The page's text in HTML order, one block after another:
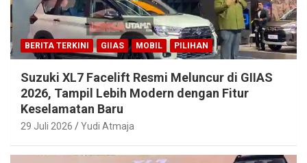
BERITA TERKINI GIIAS MOBIL PILIHAN
Suzuki XL7 Facelift Resmi Meluncur di GIIAS
2026, Tampil Lebih Modern dengan Fitur
Keselamatan Baru
29 Juli 2026 Yudi Atmaja